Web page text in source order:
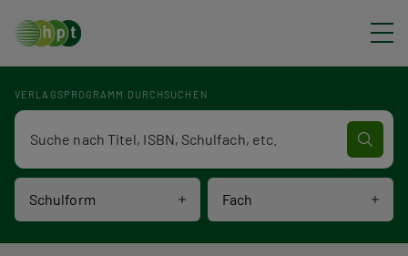
VERLAGSPROGRAMM DURCHSUCHEN
Schulform Fach
Verlagsprogramm Volltextsuche